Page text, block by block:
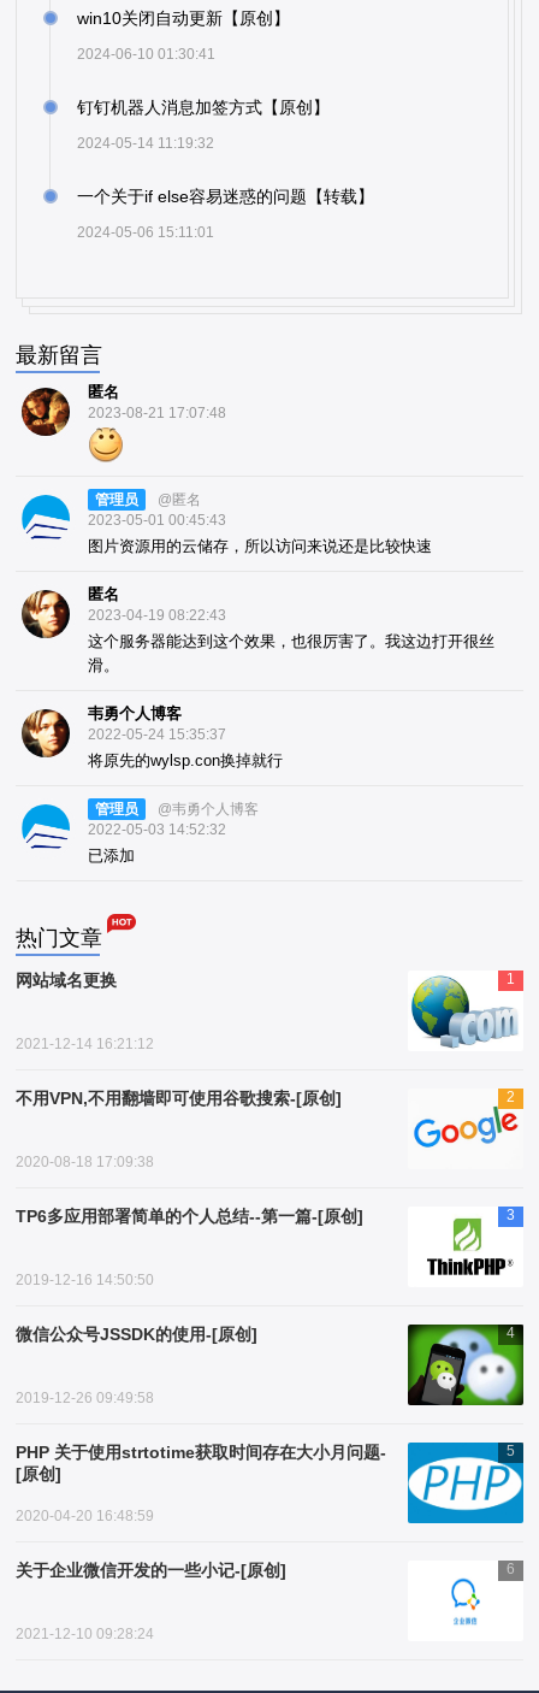
win10关闭自动更新【原创】
2024-06-10 01:30:41
钉钉机器人消息加签方式【原创】
2024-05-14 11:19:32
一个关于if else容易迷惑的问题【转载】
2024-05-06 15:11:01
最新留言
匿名
2023-08-21 17:07:48
管理员
@匿名
2023-05-01 00:45:43
图片资源用的云储存，所以访问来说还是比较快速
匿名
2023-04-19 08:22:43
这个服务器能达到这个效果，也很厉害了。我这边打开很丝
滑。
韦勇个人博客
2022-05-24 15:35:37
将原先的wylsp.con换掉就行
管理员
@韦勇个人博客
2022-05-03 14:52:32
已添加
热门文章
1
网站域名更换
2021-12-14 16:21:12
2
不用VPN,不用翻墙即可使用谷歌搜索-[原创]
2020-08-18 17:09:38
3
TP6多应用部署简单的个人总结--第一篇-[原创]
2019-12-16 14:50:50
4
微信公众号JSSDK的使用-[原创]
2019-12-26 09:49:58
5
PHP 关于使用strtotime获取时间存在大小月问题-
[原创]
2020-04-20 16:48:59
6
关于企业微信开发的一些小记-[原创]
2021-12-10 09:28:24